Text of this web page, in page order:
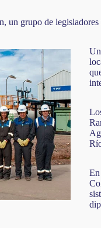
un grupo de